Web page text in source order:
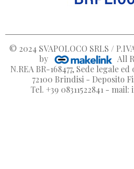
© 2024 SVAPOLOCO SRLS /
by
All
N.REA BR-168477, Sede legale
72100 Brindisi - Deposito
Tel. +39 08311522841 -